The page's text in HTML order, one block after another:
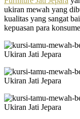
ukiran mewah yang
kualitas yang sangat
kepuasan para